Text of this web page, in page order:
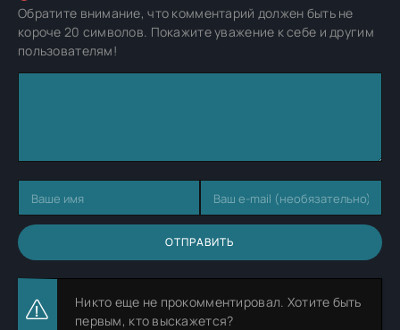
Обратите внимание, что комментарий должен быть не
короче 20 символов. Покажите уважение к себе и другим
пользователям!
ОТПРАВИТЬ
Никто еще не прокомментировал. Хотите быть
первым, кто выскажется?